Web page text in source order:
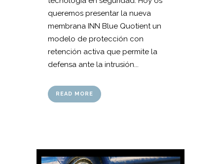
queremos presentar la nueva
membrana INN Blue Quotient un
modelo de protección con
retención activa que permite la
defensa ante la intrusión...
READ MORE